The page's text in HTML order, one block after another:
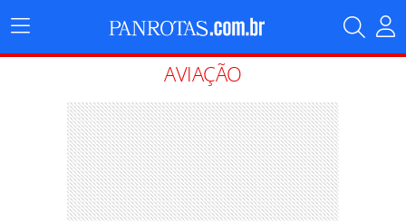
Menu
Principal
AVIAÇÃO